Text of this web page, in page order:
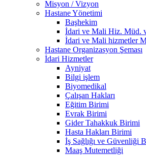
Misyon / Vizyon
Hastane Yönetimi
Başhekim
İdari ve Mali Hiz. Müd.
İdari ve Mali hizmetler
Hastane Organizasyon Şeması
İdari Hizmetler
Ayniyat
Bilgi işlem
Biyomedikal
Çalışan Hakları
Eğitim Birimi
Evrak Birimi
Gider Tahakkuk Birimi
Hasta Hakları Birimi
İş Sağlığı ve Güvenliği
Maaş Mutemetliği